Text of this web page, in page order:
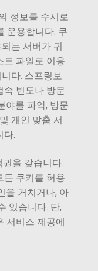
정보를 수시로
운용합니다. 쿠
는 서버가 귀
트 파일로 이용
다. 스프링보
속 빈도나 방문
야를 파악, 방문
개인 맞춤 서
다.
을 갖습니다.
든 쿠키를 허용
을 거치거나, 아
있습니다. 단,
서비스 제공에